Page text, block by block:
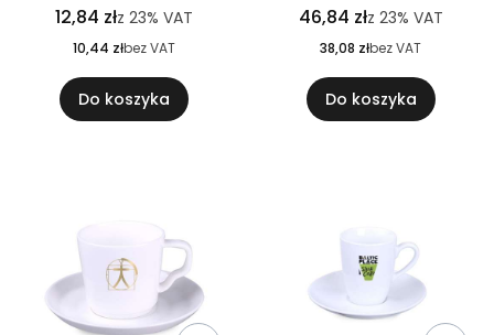
12,84 złz 23% VAT
10,44 złbez VAT
Do koszyka
46,84 złz 23% VAT
38,08 złbez VAT
Do koszyka